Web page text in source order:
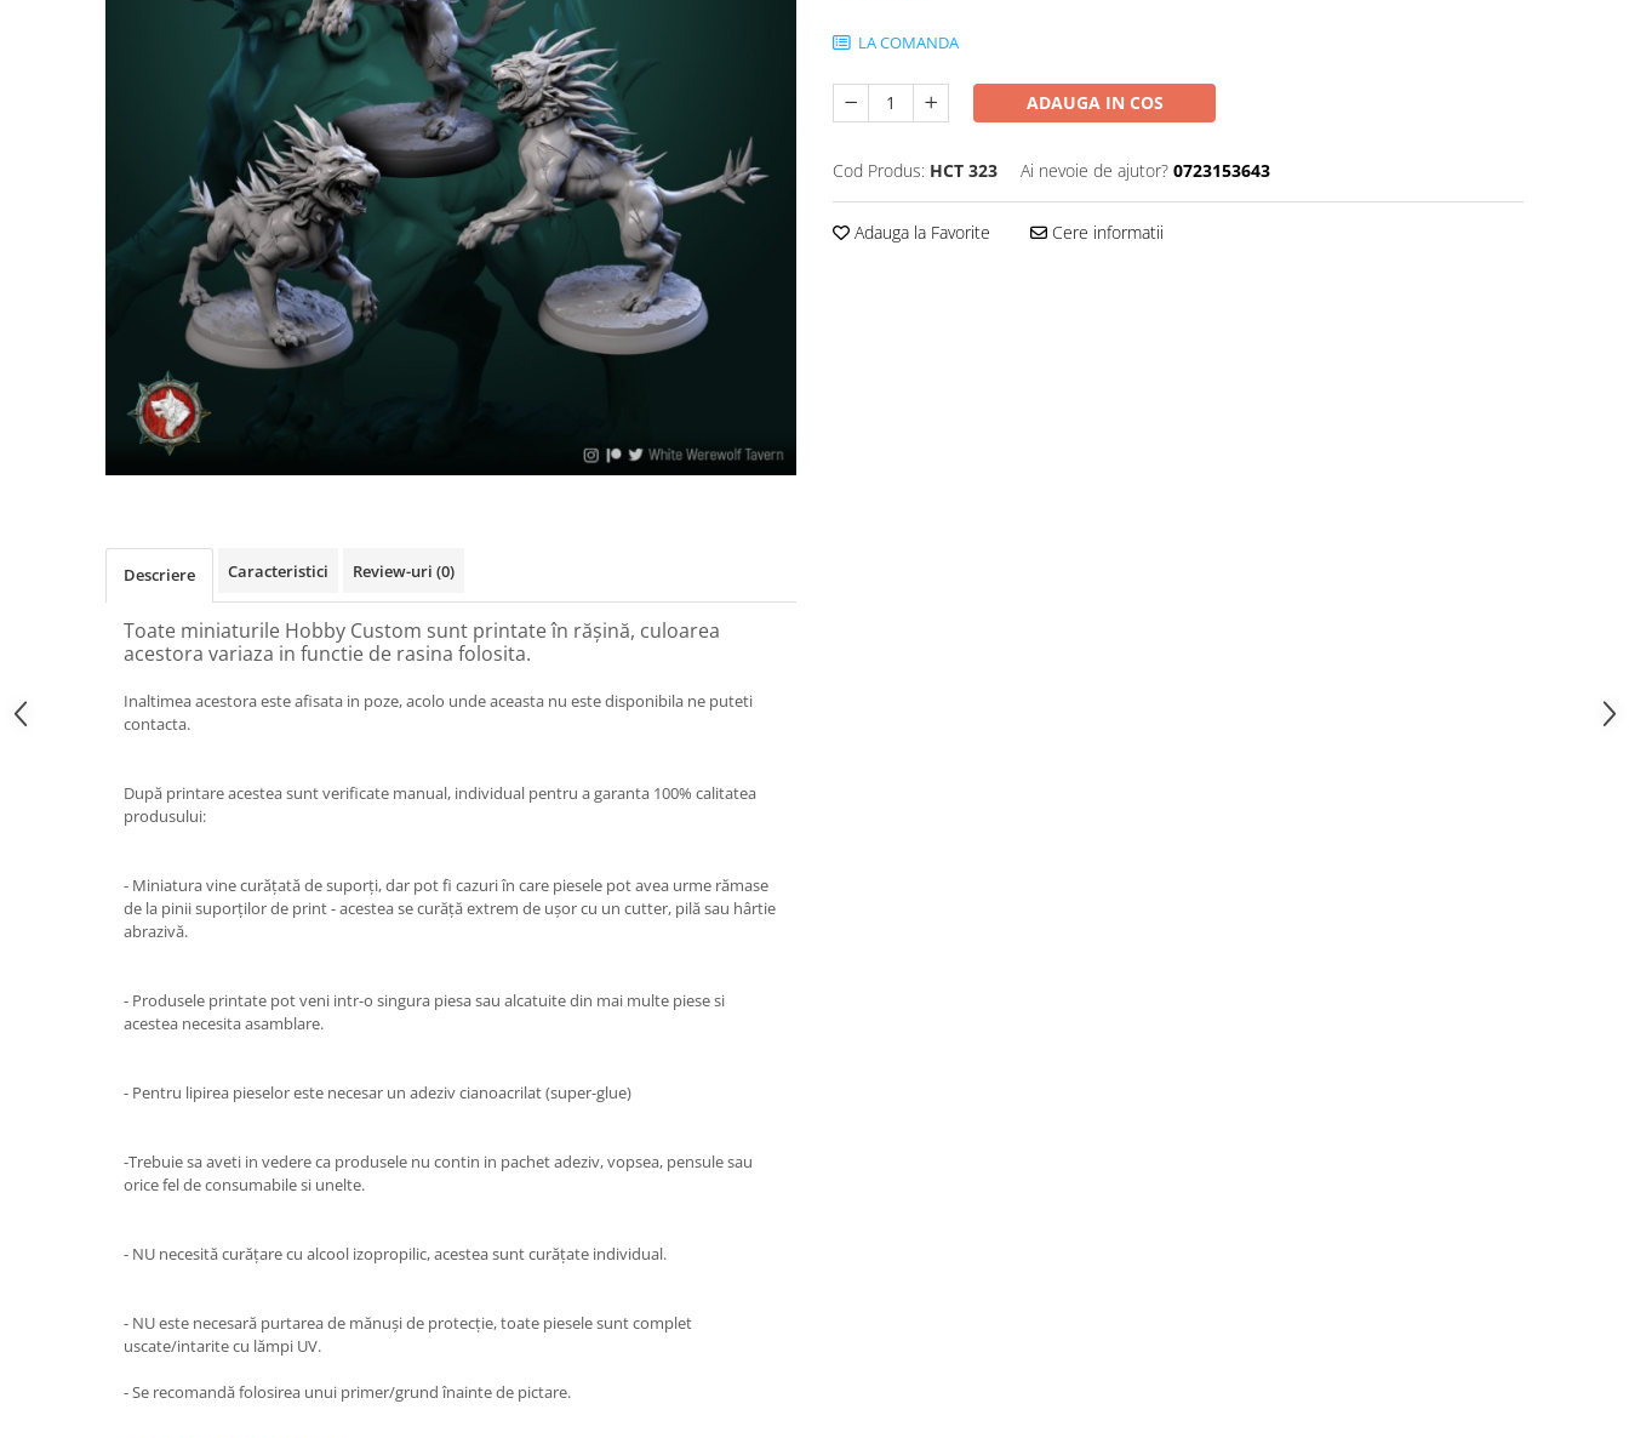
LA COMANDA
ADAUGA IN COS
Cod Produs: HCT 323 Ai nevoie de ajutor? 0723153643
Adauga la Favorite Cere informatii
Descriere Caracteristici Review-uri (0)
Toate miniaturile Hobby Custom sunt printate în rășină, culoarea
acestora variaza in functie de rasina folosita.
Inaltimea acestora este afisata in poze, acolo unde aceasta nu este disponibila ne puteti
contacta.
După printare acestea sunt verificate manual, individual pentru a garanta 100% calitatea
produsului:
- Miniatura vine curățată de suporți, dar pot fi cazuri în care piesele pot avea urme rămase
de la pinii suporților de print - acestea se curăță extrem de ușor cu un cutter, pilă sau hârtie
abrazivă.
- Produsele printate pot veni intr-o singura piesa sau alcatuite din mai multe piese si
acestea necesita asamblare.
- Pentru lipirea pieselor este necesar un adeziv cianoacrilat (super-glue)
-Trebuie sa aveti in vedere ca produsele nu contin in pachet adeziv, vopsea, pensule sau
orice fel de consumabile si unelte.
- NU necesită curățare cu alcool izopropilic, acestea sunt curățate individual.
- NU este necesară purtarea de mănuși de protecție, toate piesele sunt complet
uscate/intarite cu lămpi UV.
- Se recomandă folosirea unui primer/grund înainte de pictare.